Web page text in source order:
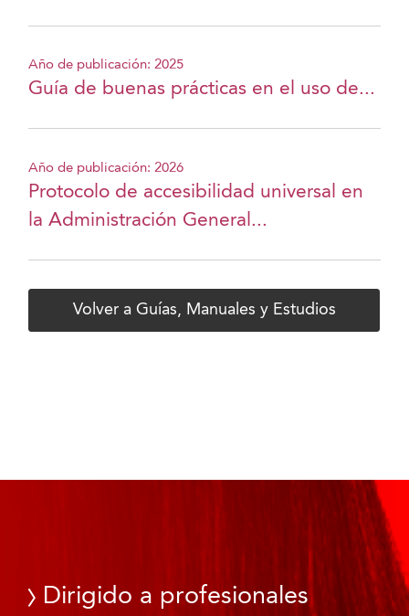
Año de publicación: 2025
Guía de buenas prácticas en el uso de...
Año de publicación: 2026
Protocolo de accesibilidad universal en
la Administración General...
Volver a Guías, Manuales y Estudios
Dirigido a profesionales